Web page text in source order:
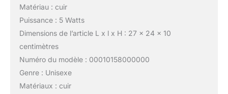
Matériau : cuir
Puissance : 5 Watts
Dimensions de l’article L x l x H : 27 x 24 x 10
centimètres
Numéro du modèle : 00010158000000
Genre : Unisexe
Matériaux : cuir